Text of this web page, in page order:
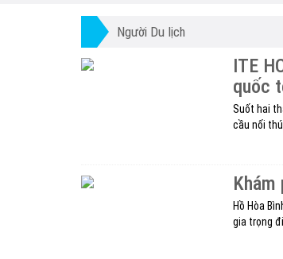
Người Du lịch
ITE
quốc
Suốt hai
cầu nối
Khám
Hồ Hòa
gia trọng